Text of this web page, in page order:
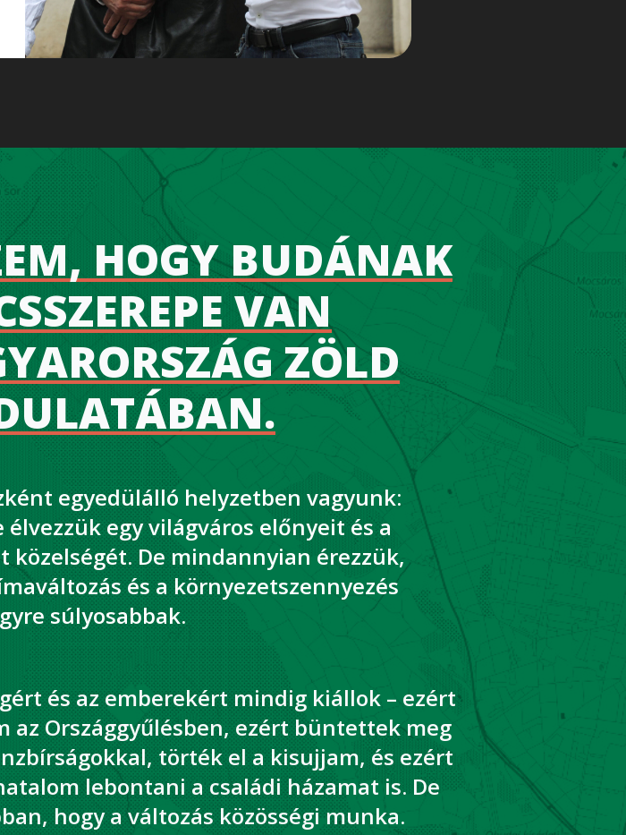
HOGY BUDÁNAK
VAN
ZÖLD
egyedülálló helyzetben vagyunk:
élvezzük egy világváros előnyeit és a
közelségét. De mindannyian érezzük,
és a környezetszennyezés
súlyosabbak.
és az emberekért mindig kiállok – ezért
az Országgyűlésben, ezért büntettek meg
törték el a kisujjam, és ezért
lebontani a családi házamat is. De
hogy a változás közösségi munka.